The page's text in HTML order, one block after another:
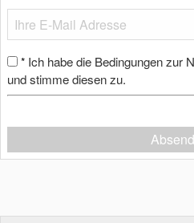
* Ich habe die Bedingungen zur
und stimme diesen zu.